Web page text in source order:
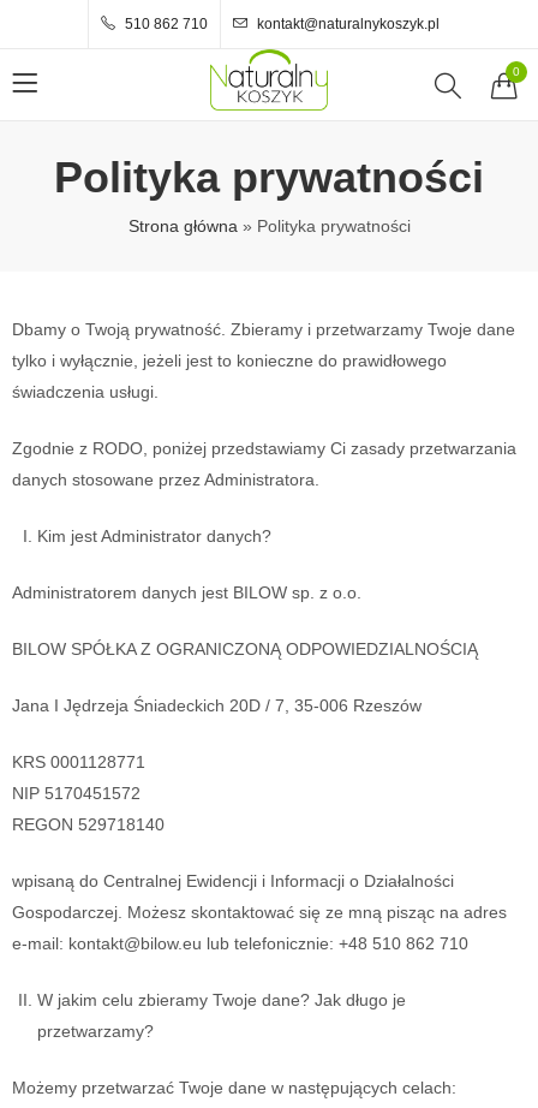
510 862 710 kontakt@naturalnykoszyk.pl
0
Polityka prywatności
Strona główna » Polityka prywatności
Dbamy o Twoją prywatność. Zbieramy i przetwarzamy Twoje dane
tylko i wyłącznie, jeżeli jest to konieczne do prawidłowego
świadczenia usługi.
Zgodnie z RODO, poniżej przedstawiamy Ci zasady przetwarzania
danych stosowane przez Administratora.
Kim jest Administrator danych?
Administratorem danych jest BILOW sp. z o.o.
BILOW SPÓŁKA Z OGRANICZONĄ ODPOWIEDZIALNOŚCIĄ
Jana I Jędrzeja Śniadeckich 20D / 7, 35-006 Rzeszów
KRS 0001128771
NIP 5170451572
REGON 529718140
wpisaną do Centralnej Ewidencji i Informacji o Działalności
Gospodarczej. Możesz skontaktować się ze mną pisząc na adres
e-mail: kontakt@bilow.eu lub telefonicznie: +48 510 862 710
W jakim celu zbieramy Twoje dane? Jak długo je
przetwarzamy?
Możemy przetwarzać Twoje dane w następujących celach: